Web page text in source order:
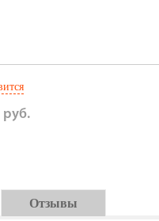
руб.
Отзывы